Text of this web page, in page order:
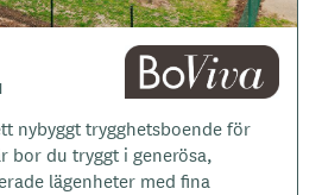
L
o
t
y
nybyggt trygghetsboende för
bor du tryggt i generösa,
lägenheter med fina